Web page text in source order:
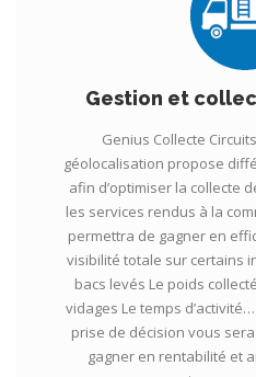
Gestion et
Genius Collecte
géolocalisation propose
afin d’optimiser la collecte
les services rendus à la
permettra de gagner en
visibilité totale sur certains
bacs levés Le poids
vidages Le temps
prise de décision vous
gagner en rentabilité et